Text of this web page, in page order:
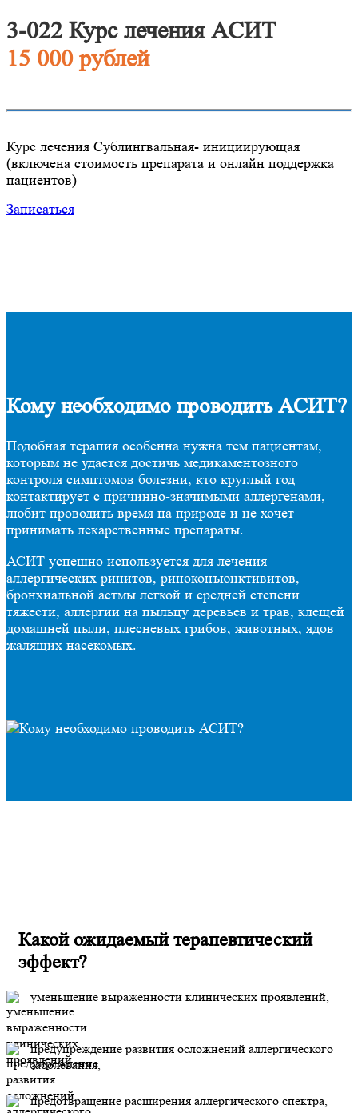
3-022 Курс лечения АСИТ
15 000 рублей
Курс лечения Сублингвальная- инициирующая
(включена стоимость препарата и онлайн поддержка
пациентов)
Записаться
Кому необходимо проводить АСИТ?
Подобная терапия особенна нужна тем пациентам,
которым не удается достичь медикаментозного
контроля симптомов болезни, кто круглый год
контактирует с причинно-значимыми аллергенами,
любит проводить время на природе и не хочет
принимать лекарственные препараты.
АСИТ успешно используется для лечения
аллергических ринитов, риноконъюнктивитов,
бронхиальной астмы легкой и средней степени
тяжести, аллергии на пыльцу деревьев и трав, клещей
домашней пыли, плесневых грибов, животных, ядов
жалящих насекомых.
Какой ожидаемый терапевтический
эффект?
уменьшение выраженности клинических проявлений,
предупреждение развития осложнений аллергического
заболевания,
предотвращение расширения аллергического спектра,